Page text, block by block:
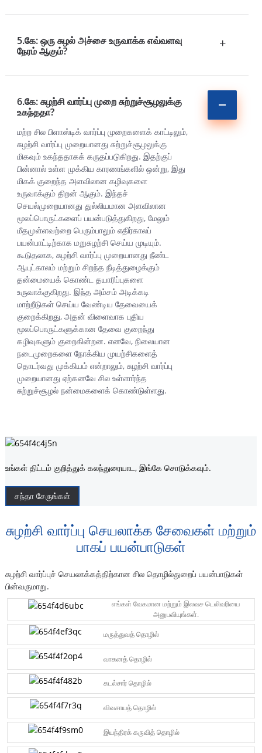
5.கே: ஒரு சுழல் அச்சை உருவாக்க எவ்வளவு
நேரம் ஆகும்?
+
6.கே: சுழற்சி வார்ப்பு முறை சுற்றுச்சூழலுக்கு
உகந்ததா?
மற்ற சில பிளாஸ்டிக் வார்ப்பு முறைகளைக் காட்டிலும்,
சுழற்சி வார்ப்பு முறையானது சுற்றுச்சூழலுக்கு
மிகவும் உகந்ததாகக் கருதப்படுகிறது. இதற்குப்
பின்னால் உள்ள முக்கிய காரணங்களில் ஒன்று, இது
மிகக் குறைந்த அளவிலான கழிவுகளை
உருவாக்கும் திறன் ஆகும். இந்தச்
செயல்முறையானது துல்லியமான அளவிலான
மூலப்பொருட்களைப் பயன்படுத்துகிறது, மேலும்
மீதமுள்ளவற்றை பெரும்பாலும் எதிர்காலப்
பயன்பாட்டிற்காக மறுசுழற்சி செய்ய முடியும்.
கூடுதலாக, சுழற்சி வார்ப்பு முறையானது நீண்ட
ஆயுட்காலம் மற்றும் சிறந்த நீடித்துழைக்கும்
தன்மையைக் கொண்ட தயாரிப்புகளை
உருவாக்குகிறது. இந்த அம்சம் அடிக்கடி
மாற்றீடுகள் செய்ய வேண்டிய தேவையைக்
குறைக்கிறது, அதன் விளைவாக புதிய
மூலப்பொருட்களுக்கான தேவை குறைந்து
கழிவுகளும் குறைகின்றன. எனவே, நிலையான
நடைமுறைகளை நோக்கிய முயற்சிகளைத்
தொடர்வது முக்கியம் என்றாலும், சுழற்சி வார்ப்பு
முறையானது ஏற்கனவே சில உள்ளார்ந்த
சுற்றுச்சூழல் நன்மைகளைக் கொண்டுள்ளது.
உங்கள் திட்டம் குறித்துக் கலந்துரையாட, இங்கே சொடுக்கவும்.
சந்தா சேருங்கள்
சுழற்சி வார்ப்பு செயலாக்க சேவைகள் மற்றும்
பாகப் பயன்பாடுகள்
சுழற்சி வார்ப்புச் செயலாக்கத்திற்கான சில தொழில்துறைப் பயன்பாடுகள்
பின்வருமாறு.
எங்கள் வேகமான மற்றும் இலவச டெலிவரியை
அனுபவியுங்கள்.
மருத்துவத் தொழில்
வாகனத் தொழில்
கடல்சார் தொழில்
விவசாயத் தொழில்
இயந்திரக் கருவித் தொழில்